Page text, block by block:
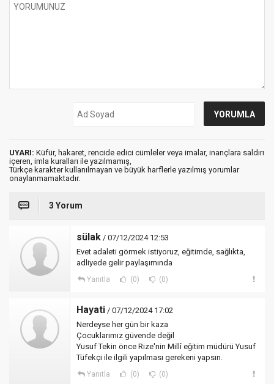
UYARI: Küfür, hakaret, rencide edici cümleler veya imalar, inançlara saldırı
içeren, imla kuralları ile yazılmamış,
Türkçe karakter kullanılmayan ve büyük harflerle yazılmış yorumlar
onaylanmamaktadır.
3 Yorum
sülak / 07/12/2024 12:53
Evet adaleti görmek istiyoruz, eğitimde, sağlıkta,
adliyede gelir paylaşımında
Yanıtla (0) (0)
Hayati / 07/12/2024 17:02
Nerdeyse her gün bir kaza
Çocuklarımız güvende değil
Yusuf Tekin önce Rize'nin Millî eğitim müdürü Yusuf
Tüfekçi ile ilgili yapılması gerekeni yapsın.
Yanıtla (0) (0)